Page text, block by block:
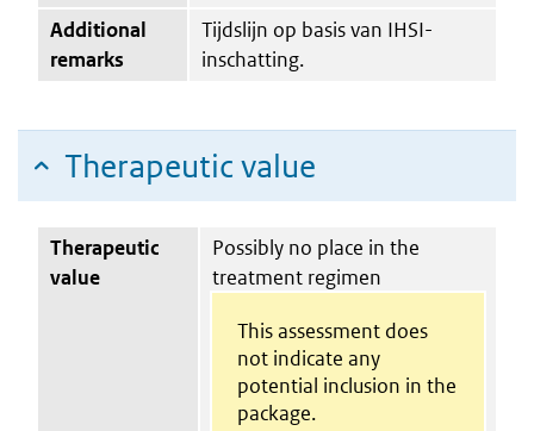
Additional
remarks
Tijdslijn op basis van IHSI-
inschatting.
Therapeutic value
Therapeutic
value
Possibly no place in the
treatment regimen
This assessment does
not indicate any
potential inclusion in the
package.